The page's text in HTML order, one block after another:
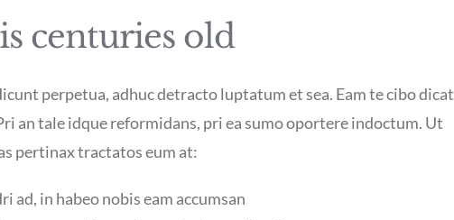
centuries old
perpetua, adhuc detracto luptatum et sea. Eam te cibo dicat
an tale idque reformidans, pri ea sumo oportere indoctum. Ut
pertinax tractatos eum at:
ad, in habeo nobis eam accumsan